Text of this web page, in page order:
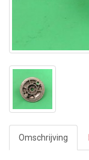
Omschrijving